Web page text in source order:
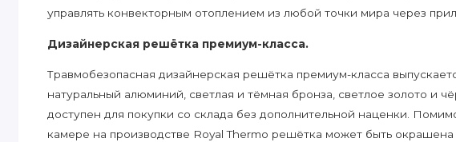
управлять конвекторным отоплением из любой точки мира через
Дизайнерская решётка премиум-класса.
Травмобезопасная дизайнерская решётка премиум-класса
натуральный алюминий, светлая и тёмная бронза, светлое золото и
доступен для покупки со склада без дополнительной наценки.
камере на производстве Royal Thermo решётка может быть окрашена